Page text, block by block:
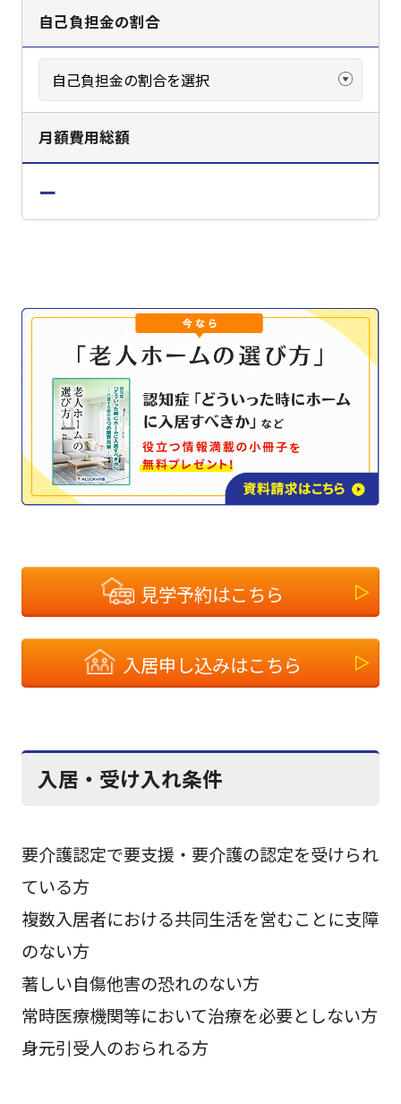
自己負担金の割合
月額費用総額
ー
見学予約はこちら
入居申し込みはこちら
入居・受け入れ条件
要介護認定で要支援・要介護の認定を受けられ
ている方
複数入居者における共同生活を営むことに支障
のない方
著しい自傷他害の恐れのない方
常時医療機関等において治療を必要としない方
身元引受人のおられる方